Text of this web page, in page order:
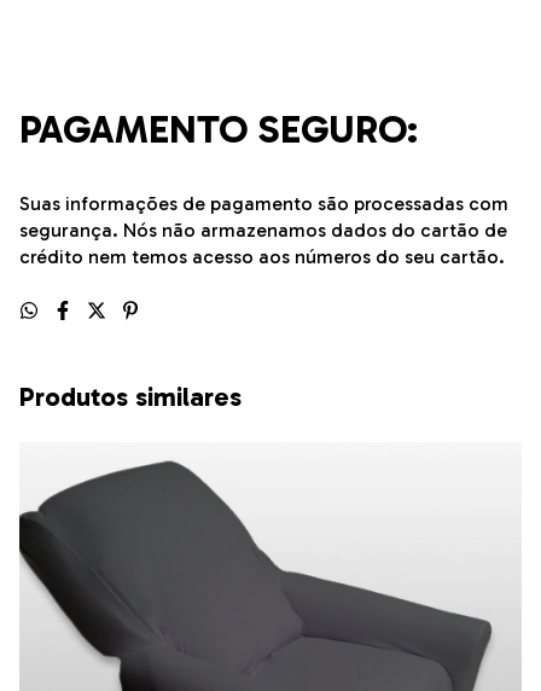
PAGAMENTO SEGURO:
Suas informações de pagamento são processadas com
segurança. Nós não armazenamos dados do cartão de
crédito nem temos acesso aos números do seu cartão.
Produtos similares